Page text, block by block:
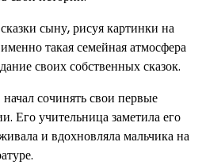
сыну, рисуя картинки на
такая семейная атмосфера
своих собственных сказок.
сочинять свои первые
Его учительница заметила его
и вдохновляла мальчика на